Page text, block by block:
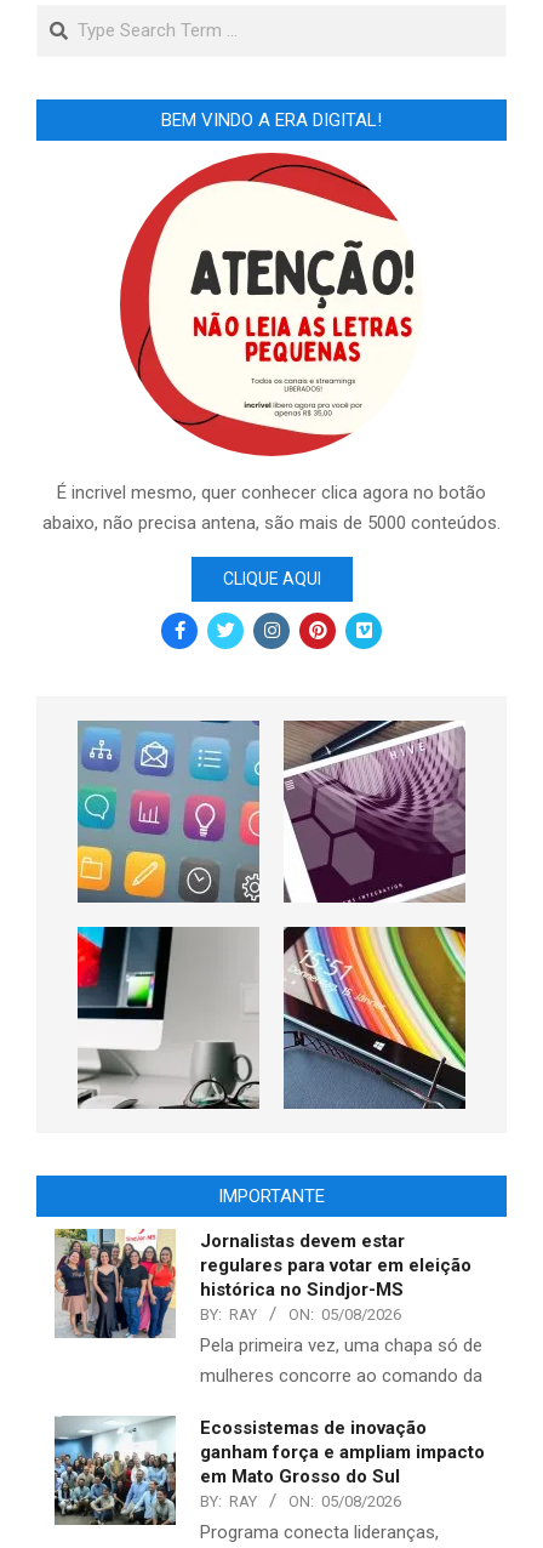
posts
Search
BEM VINDO A ERA DIGITAL!
É incrivel mesmo, quer conhecer clica agora no botão
abaixo, não precisa antena, são mais de 5000 conteúdos.
CLIQUE AQUI
IMPORTANTE
Jornalistas devem estar
regulares para votar em eleição
histórica no Sindjor-MS
BY: RAY ON: 05/08/2026
Pela primeira vez, uma chapa só de
mulheres concorre ao comando da
Ecossistemas de inovação
ganham força e ampliam impacto
em Mato Grosso do Sul
BY: RAY ON: 05/08/2026
Programa conecta lideranças,